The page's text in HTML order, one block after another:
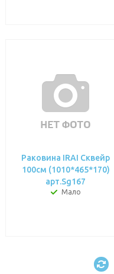
Раковина IRAI Сквейр
100см (1010*465*170)
арт.Sg167
Мало